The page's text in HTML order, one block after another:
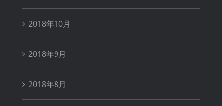
2018年10月
2018年9月
2018年8月